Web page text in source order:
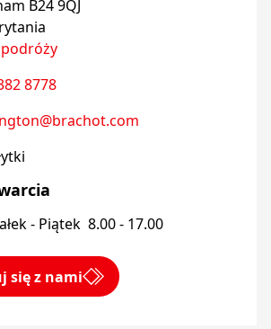
B24 9QJ
8778
- Piątek  8.00 - 17.00
się z nami